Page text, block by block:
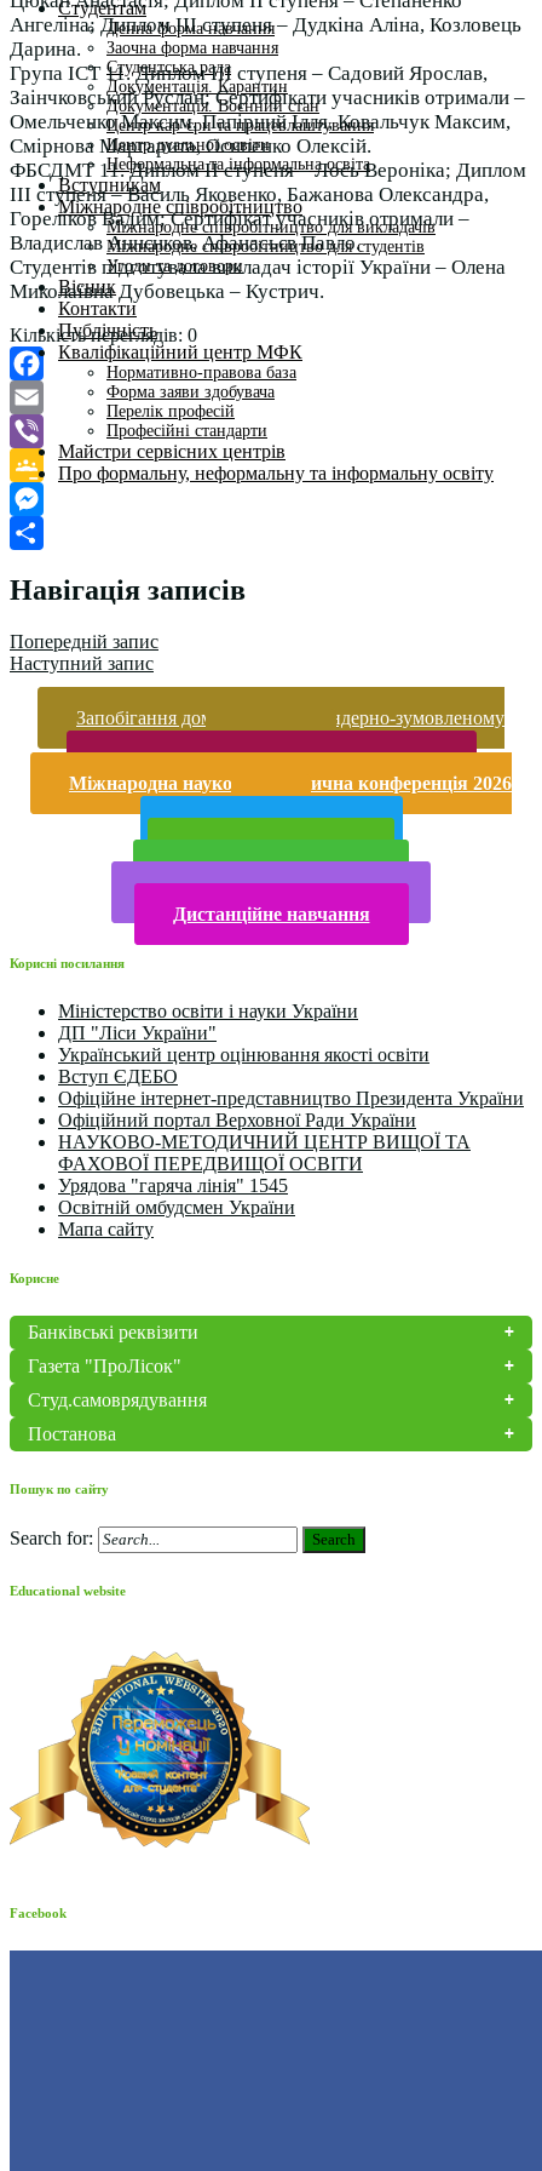
Студентам
Денна форма навчання
Заочна форма навчання
Студентська рада
Документація. Карантин
Документація. Воєнний стан
Центр кар’єри та працевлаштування
Центр дуальної освіти
Неформальна та інформальна освіта
Вступникам
Міжнародне співробітництво
Міжнародне співробітництво для викладачів
Міжнародне співробітництво для студентів
Угоди та договори
Вісник
Контакти
Публічність
Кваліфікаційний центр МФК
Нормативно-правова база
Форма заяви здобувача
Перелік професій
Професійні стандарти
Майстри сервісних центрів
Про формальну, неформальну та інформальну освіту
Ангеліна; Диплом III ступеня – Дудкіна Аліна, Козловець
Дарина.
Група ІСТ 11. Диплом III ступеня – Садовий Ярослав,
Заінчковський Руслан; Сертифікати учасників отримали –
Омельченко Максим, Папірний Ілля, Ковальчук Максим,
Смірнова Маргарита, Осипенко Олексій.
ФБСДМТ 11. Диплом II ступеня – Лось Вероніка; Диплом
III ступеня – Василь Яковенко, Бажанова Олександра,
Гореліков Вадим; Сертифікат учасників отримали –
Владислав Аннєнков, Афанасьєв Павло.
Студентів підготувала викладач історії України – Олена
Миколаївна Дубовецька – Кустрич.
Кількість переглядів: 0
Facebook
Email
Viber
Google
Classroom
Messenger
Навігація записів
Попередній запис
Наступний запис
Запобігання домашньому та гендерно-зумовленому
Міжнародна науково-практична конференція 2026
Дистанційне навчання
Корисні посилання
Міністерство освіти і науки України
ДП "Ліси України"
Український центр оцінювання якості освіти
Вступ ЄДЕБО
Офіційне інтернет-представництво Президента України
Офіційний портал Верховної Ради України
НАУКОВО-МЕТОДИЧНИЙ ЦЕНТР ВИЩОЇ ТА
ФАХОВОЇ ПЕРЕДВИЩОЇ ОСВІТИ
Урядова "гаряча лінія" 1545
Освітній омбудсмен України
Мапа сайту
Корисне
Банківські реквізити
Газета "ПроЛісок"
Студ.самоврядування
Постанова
Пошук по сайту
Search for: Search
Educational website
Facebook